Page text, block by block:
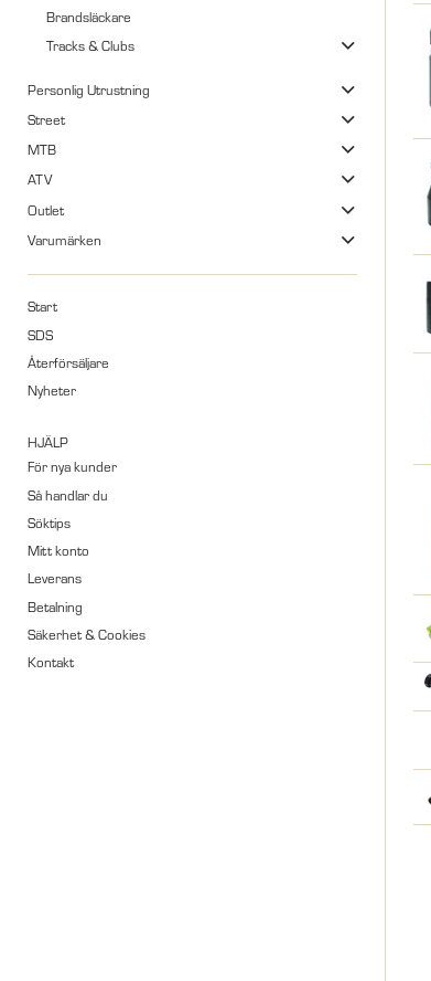
Brandsläckare
Tracks & Clubs
Personlig Utrustning
Street
MTB
ATV
Outlet
Varumärken
Start
SDS
Återförsäljare
Nyheter
HJÄLP
För nya kunder
Så handlar du
Söktips
Mitt konto
Leverans
Betalning
Säkerhet & Cookies
Kontakt